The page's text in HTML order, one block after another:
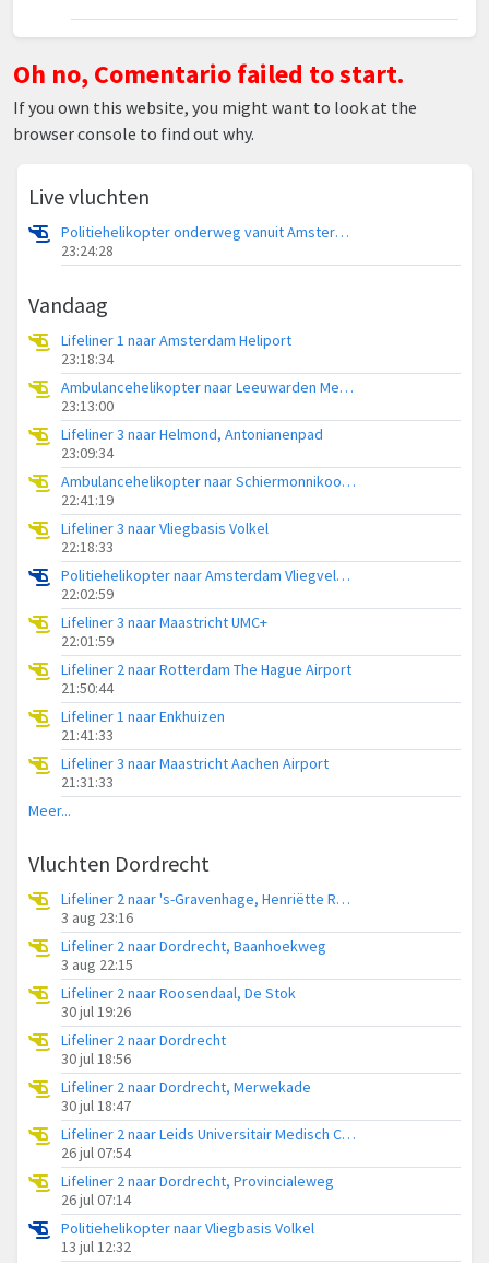
Oh no, Comentario failed to start.
If you own this website, you might want to look at the
browser console to find out why.
Live vluchten
Politiehelikopter onderweg vanuit Amsterdam Vliegveld Schiphol
23:24:28
Vandaag
Lifeliner 1 naar Amsterdam Heliport
23:18:34
Ambulancehelikopter naar Leeuwarden Medical Center Heliport
23:13:00
Lifeliner 3 naar Helmond, Antonianenpad
23:09:34
Ambulancehelikopter naar Schiermonnikoog Heliport
22:41:19
Lifeliner 3 naar Vliegbasis Volkel
22:18:33
Politiehelikopter naar Amsterdam Vliegveld Schiphol
22:02:59
Lifeliner 3 naar Maastricht UMC+
22:01:59
Lifeliner 2 naar Rotterdam The Hague Airport
21:50:44
Lifeliner 1 naar Enkhuizen
21:41:33
Lifeliner 3 naar Maastricht Aachen Airport
21:31:33
Meer...
Vluchten Dordrecht
Lifeliner 2 naar 's-Gravenhage, Henriëtte Roland Holstweg
3 aug 23:16
Lifeliner 2 naar Dordrecht, Baanhoekweg
3 aug 22:15
Lifeliner 2 naar Roosendaal, De Stok
30 jul 19:26
Lifeliner 2 naar Dordrecht
30 jul 18:56
Lifeliner 2 naar Dordrecht, Merwekade
30 jul 18:47
Lifeliner 2 naar Leids Universitair Medisch Centrum (LUMC)
26 jul 07:54
Lifeliner 2 naar Dordrecht, Provincialeweg
26 jul 07:14
Politiehelikopter naar Vliegbasis Volkel
13 jul 12:32